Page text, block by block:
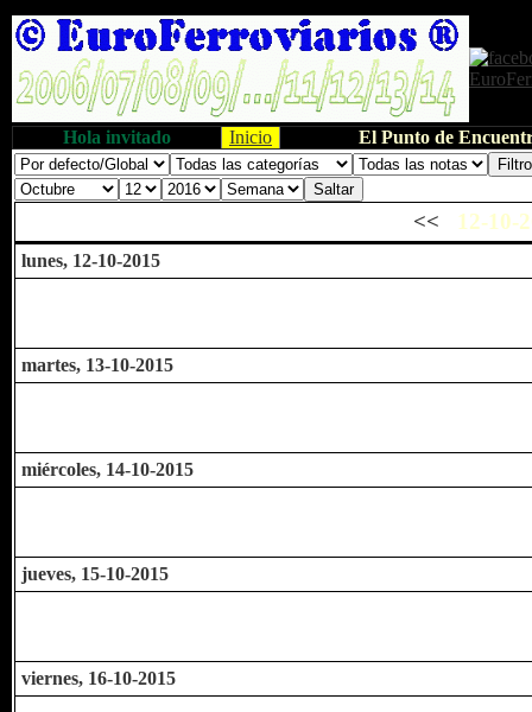
Hola invitado Inicio El Punto de
<< 12-10-
lunes, 12-10-2015
martes, 13-10-2015
miércoles, 14-10-2015
jueves, 15-10-2015
viernes, 16-10-2015